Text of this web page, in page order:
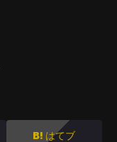
はてブ